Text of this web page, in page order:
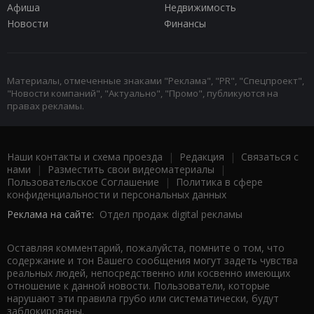
Афиша
Недвижимость
Новости
Финансы
Материалы, отмеченные знаками "Реклама", "PR", "Спецпроект",
"Новости компаний", "Актуально", "Промо", публикуются на
правах рекламы.
Наши контакты и схема проезда | Редакция | Связаться с
нами | Разместить свои видеоматериалы |
Пользовательское Соглашение |
Политика в сфере
конфиденциальности и персональных данных
Реклама на сайте: Отдел продаж digital рекламы
Оставляя комментарий, пожалуйста, помните о том, что
содержание и тон Вашего сообщения могут задеть чувства
реальных людей, непосредственно или косвенно имеющих
отношение к данной новости. Пользователи, которые
нарушают эти правила грубо или систематически, будут
заблокированы.